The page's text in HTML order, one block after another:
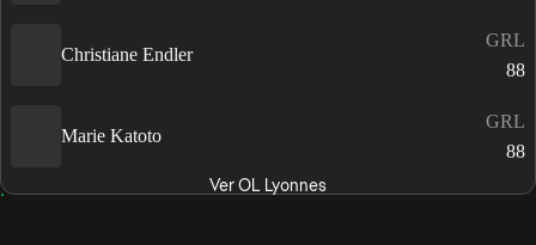
Christiane Endler
GRL
88
Marie Katoto
GRL
88
Ver OL Lyonnes